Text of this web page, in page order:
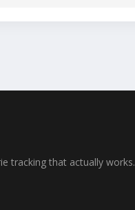
tracking that actually works.